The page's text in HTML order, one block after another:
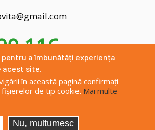
116
provitaiasi.ro
a îmbunătăți experiența
acest site.
în această pagină confirmați
de tip cookie. Mai multe
Nu, mulțumesc